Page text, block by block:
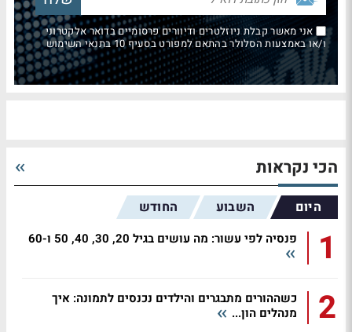
אני מאשר קבלת ניוזלטרים ודיוורים פרסומיים בדואר אלקטרוני
ו/או באמצעות הסלולר בהתאם למפורט בסעיף 10 בתנאי השימוש
הכי נקראות
היום השבוע החודש
1 פנסיה לפי עשור: מה עושים בגיל 20, 30, 40, 50 ו-60
2
כשההורים מתבגרים והילדים נכנסים לתמונה: איך
מנהלים הון...